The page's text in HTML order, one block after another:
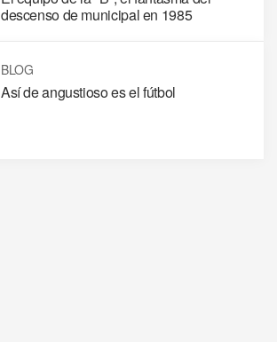
descenso de municipal en 1985
BLOG
Así de angustioso es el fútbol